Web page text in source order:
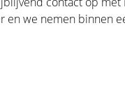
en we nemen binnen